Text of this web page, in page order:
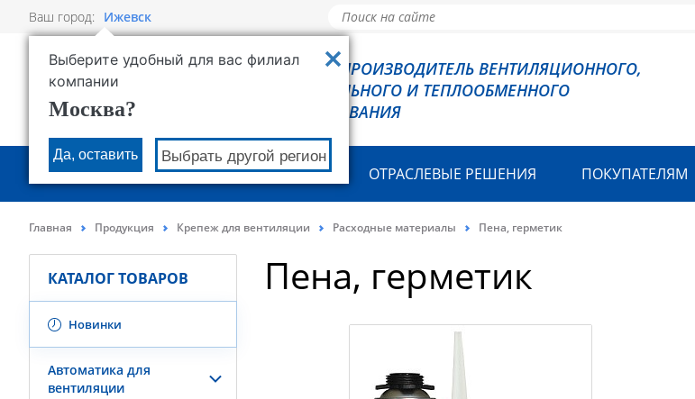
Ваш город: Ижевск
Выберите удобный для вас филиал
компании
Москва?
Да, оставить Выбрать другой регион
РОВЕН - ПРОИЗВОДИТЕЛЬ ВЕНТИЛЯЦИОННОГО,
ХОЛОДИЛЬНОГО И ТЕПЛООБМЕННОГО
ОБОРУДОВАНИЯ
О КОМПАНИИ ПРОДУКЦИЯ ОТРАСЛЕВЫЕ РЕШЕНИЯ ПОКУПАТЕЛЯМ
Главная Продукция Крепеж для вентиляции Расходные материалы Пена, герметик
КАТАЛОГ ТОВАРОВ
Новинки
Автоматика для
вентиляции
Пена, герметик